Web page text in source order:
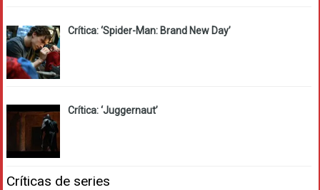
Crítica: ‘Spider-Man: Brand New Day’
Crítica: ‘Juggernaut’
Críticas de series